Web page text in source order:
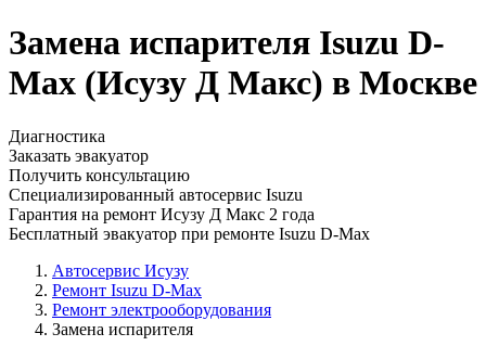
Замена испарителя Isuzu D-
Max (Исузу Д Макс) в Москве
Диагностика
Заказать эвакуатор
Получить консультацию
Специализированный автосервис Isuzu
Гарантия на ремонт Исузу Д Макс 2 года
Бесплатный эвакуатор при ремонте Isuzu D-Max
Автосервис Исузу
Ремонт Isuzu D-Max
Ремонт электрооборудования
Замена испарителя